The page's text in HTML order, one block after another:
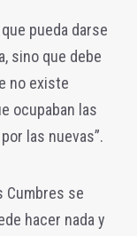
pueda darse
sino que debe
no existe
ocupaban las
las nuevas”.
Cumbres se
hacer nada y